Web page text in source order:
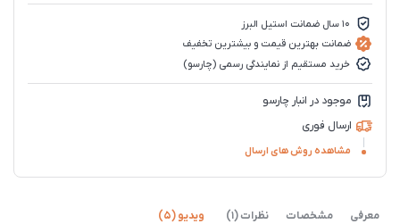
10 سال ضمانت استیل البرز
ضمانت بهترین قیمت و بیشترین تخفیف
خرید مستقیم از نمایندگی رسمی (چارسو)
موجود در انبار چارسو
ارسال فوری
مشاهده روش های ارسال
معرفی مشخصات نظرات (1) ویدیو (5)